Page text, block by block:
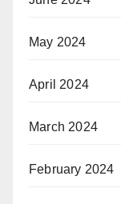
May 2024
April 2024
March 2024
February 2024